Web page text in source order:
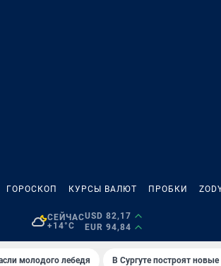
ГОРОСКОП КУРСЫ ВАЛЮТ ПРОБКИ
СЕЙЧАС
+14°C
USD 82,17
EUR 94,84
молодого лебедя В Сургуте построят